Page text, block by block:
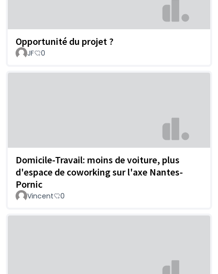
Opportunité du projet ?
JF 0
Domicile-Travail: moins de voiture, plus
d'espace de coworking sur l'axe Nantes-
Pornic
Vincent 0